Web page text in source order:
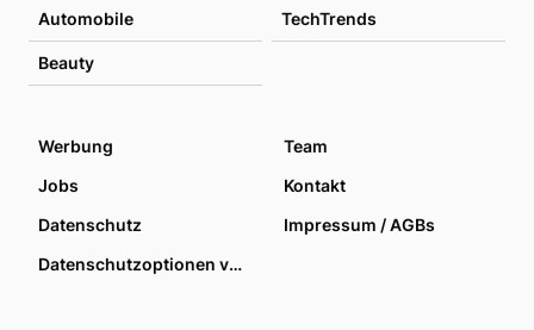
Automobile TechTrends
Beauty
Werbung
Team
Jobs
Kontakt
Datenschutz
Impressum / AGBs
Datenschutzoptionen verwalten